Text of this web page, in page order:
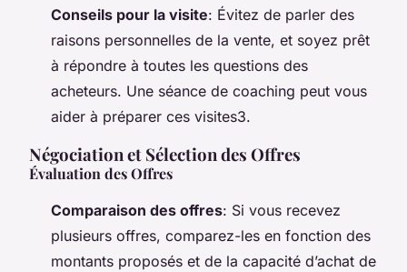
Conseils pour la visite: Évitez de parler des
raisons personnelles de la vente, et soyez prêt
à répondre à toutes les questions des
acheteurs. Une séance de coaching peut vous
aider à préparer ces visites3.
Négociation et Sélection des Offres
Évaluation des Offres
Comparaison des offres: Si vous recevez
plusieurs offres, comparez-les en fonction des
montants proposés et de la capacité d’achat de